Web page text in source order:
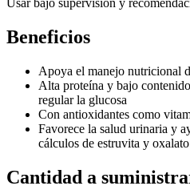
Usar bajo supervisión y
Beneficios
Apoya el manejo nutricional
Alta proteína y bajo
regular la glucosa
Con antioxidantes como
Favorece la salud urinaria y
cálculos de estruvita y oxalato
Cantidad a